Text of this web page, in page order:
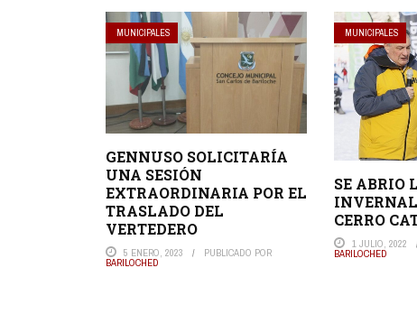
MUNICIPALES
GENNUSO SOLICITARÍA
UNA SESIÓN
EXTRAORDINARIA POR EL
TRASLADO DEL
VERTEDERO
5 ENERO, 2023 PUBLICADO POR
BARILOCHED
MUNICIPALES
SE ABRIO
CERRO
1 JULIO, 2022
BARILOCHED